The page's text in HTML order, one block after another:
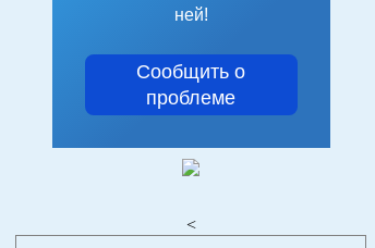
ней!
Сообщить о
проблеме
<